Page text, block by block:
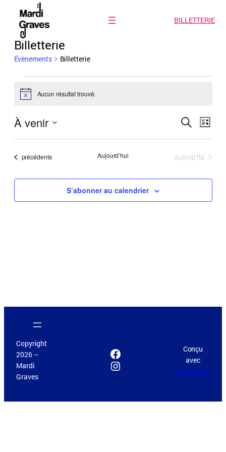
BILLETTERIE
Billetterie
Évènements Billetterie
Évènements
Notice Aucun résultat trouvé.
et
Recherche
de
vues
Liste
À venir
date.Évènements
précédents Aujourd’hui Évènements
suivants
S’abonner au calendrier
Copyright
2026 –
Mardi
Graves
Facebook
Instagram
Conçu
avec
WordPress